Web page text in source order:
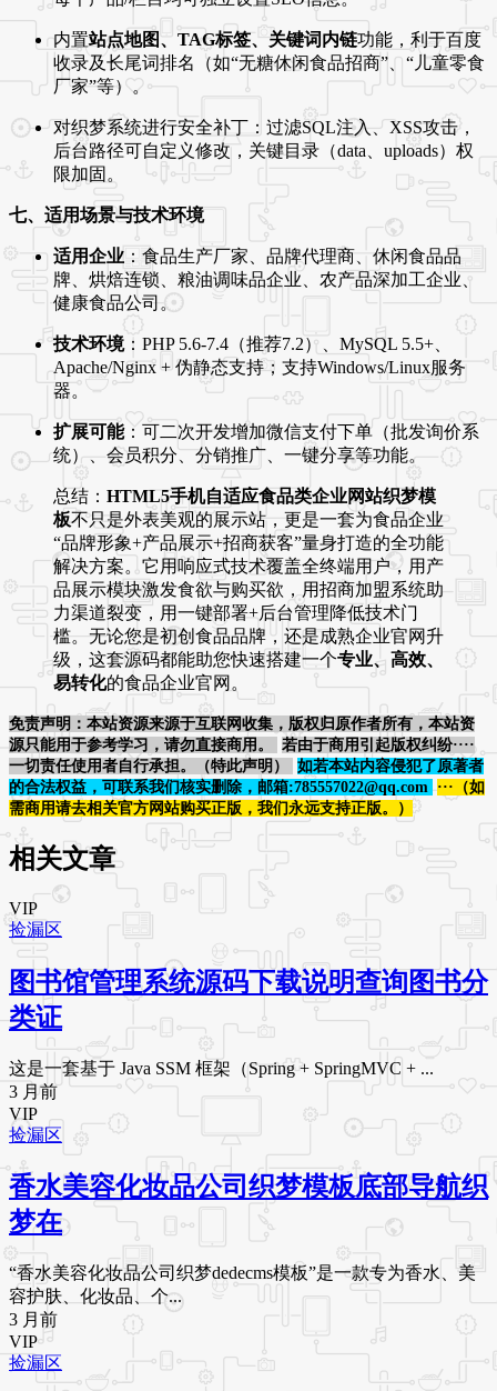
内置站点地图、TAG标签、关键词内链功能，利于百度
收录及长尾词排名（如“无糖休闲食品招商”、“儿童零食
厂家”等）。
对织梦系统进行安全补丁：过滤SQL注入、XSS攻击，
后台路径可自定义修改，关键目录（data、uploads）权
限加固。
七、适用场景与技术环境
适用企业 ：食品生产厂家、品牌代理商、休闲食品品
牌、烘焙连锁、粮油调味品企业、农产品深加工企业、
健康食品公司。
技术环境：PHP 5.6-7.4（推荐7.2）、MySQL 5.5+、
Apache/Nginx + 伪静态支持；支持Windows/Linux服务
器。
扩展可能：可二次开发增加微信支付下单（批发询价系
统）、会员积分、分销推广、一键分享等功能。
总结： HTML5手机自适应食品类企业网站织梦模
板不只是外表美观的展示站，更是一套为食品企业
“品牌形象+产品展示+招商获客”量身打造的全功能
解决方案。它用响应式技术覆盖全终端用户，用产
品展示模块激发食欲与购买欲，用招商加盟系统助
力渠道裂变，用一键部署+后台管理降低技术门
槛。无论您是初创食品品牌，还是成熟企业官网升
级，这套源码都能助您快速搭建一个专业、高效、
易转化的食品企业官网。
免责声明：本站资源来源于互联网收集，版权归原作者所有，本站资
源只能用于参考学习，请勿直接商用。
若由于商用引起版权纠纷····
一切责任使用者自行承担。（特此声明）
如若本站内容侵犯了原著者
的合法权益，可联系我们核实删除，邮箱:785557022@qq.com
···（如
需商用请去相关官方网站购买正版，我们永远支持正版。）
相关文章
VIP
捡漏区
图书馆管理系统源码下载说明查询图书分
类证
这是一套基于 Java SSM 框架（Spring + SpringMVC + ...
3 月前
VIP
捡漏区
香水美容化妆品公司织梦模板底部导航织
梦在
“香水美容化妆品公司织梦dedecms模板”是一款专为香水、美
容护肤、化妆品、个...
3 月前
VIP
捡漏区